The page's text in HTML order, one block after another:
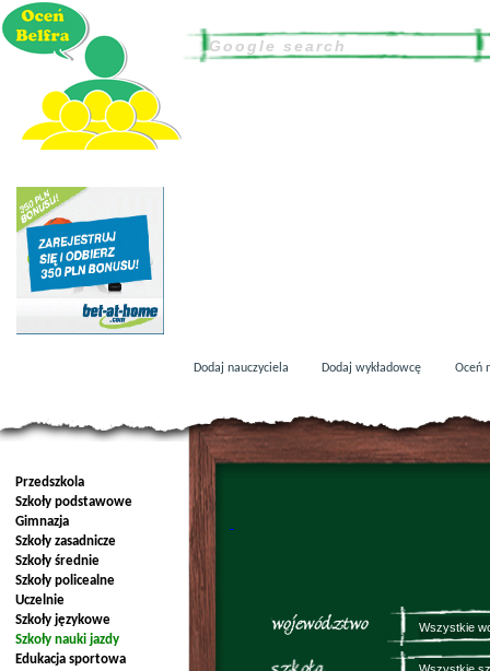
Dodaj nauczyciela Dodaj wykładowcę Oceń
Przedszkola
Szkoły podstawowe
Gimnazja
Szkoły zasadnicze
Szkoły średnie
Szkoły policealne
Uczelnie
Szkoły językowe
Szkoły nauki jazdy
Edukacja sportowa